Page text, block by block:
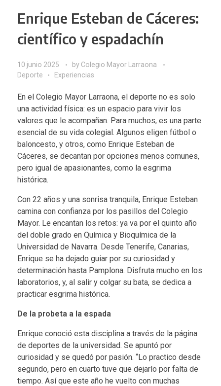
Enrique Esteban de Cáceres:
científico y espadachín
10 junio 2025 by Colegio Mayor Larraona
Deporte
Experiencias
En el Colegio Mayor Larraona, el deporte no es solo
una actividad física: es un espacio para vivir los
valores que le acompañan. Para muchos, es una parte
esencial de su vida colegial. Algunos eligen fútbol o
baloncesto, y otros, como Enrique Esteban de
Cáceres, se decantan por opciones menos comunes,
pero igual de apasionantes, como la esgrima
histórica.
Con 22 años y una sonrisa tranquila, Enrique Esteban
camina con confianza por los pasillos del Colegio
Mayor. Le encantan los retos: ya va por el quinto año
del doble grado en Química y Bioquímica de la
Universidad de Navarra. Desde Tenerife, Canarias,
Enrique se ha dejado guiar por su curiosidad y
determinación hasta Pamplona. Disfruta mucho en los
laboratorios, y, al salir y colgar su bata, se dedica a
practicar esgrima histórica.
De la probeta a la espada
Enrique conoció esta disciplina a través de la página
de deportes de la universidad. Se apuntó por
curiosidad y se quedó por pasión. “Lo practico desde
segundo, pero en cuarto tuve que dejarlo por falta de
tiempo. Así que este año he vuelto con muchas